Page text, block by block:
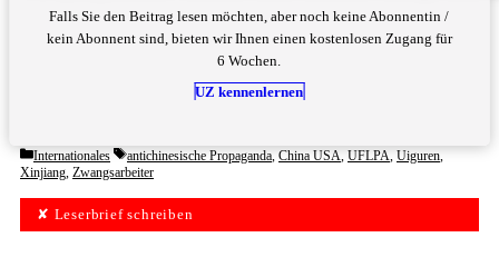
Falls Sie den Beitrag lesen möchten, aber noch keine Abonnentin /
kein Abonnent sind, bieten wir Ihnen einen kostenlosen Zugang für
6 Wochen.
UZ kennenlernen
Categories
Internationales Tags
antichinesische Propaganda, China USA, UFLPA, Uiguren,
Xinjiang, Zwangsarbeiter
✘ Leserbrief schreiben